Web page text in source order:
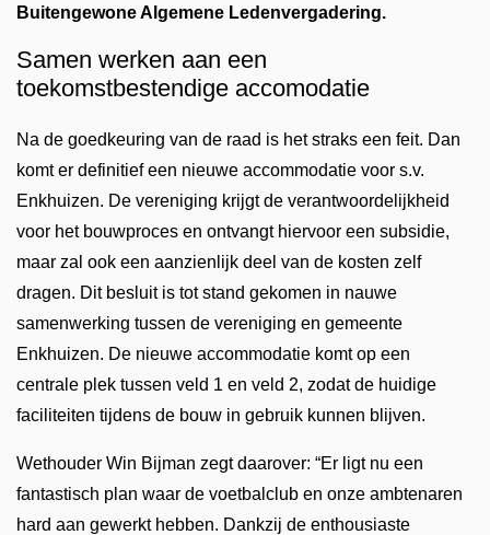
Buitengewone Algemene Ledenvergadering.
Samen werken aan een
toekomstbestendige accomodatie
Na de goedkeuring van de raad is het straks een feit. Dan
komt er definitief een nieuwe accommodatie voor s.v.
Enkhuizen. De vereniging krijgt de verantwoordelijkheid
voor het bouwproces en ontvangt hiervoor een subsidie,
maar zal ook een aanzienlijk deel van de kosten zelf
dragen. Dit besluit is tot stand gekomen in nauwe
samenwerking tussen de vereniging en gemeente
Enkhuizen. De nieuwe accommodatie komt op een
centrale plek tussen veld 1 en veld 2, zodat de huidige
faciliteiten tijdens de bouw in gebruik kunnen blijven.
Wethouder Win Bijman zegt daarover: “Er ligt nu een
fantastisch plan waar de voetbalclub en onze ambtenaren
hard aan gewerkt hebben. Dankzij de enthousiaste